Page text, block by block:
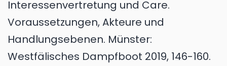
Interessenvertretung und Care.
Voraussetzungen, Akteure und
Handlungsebenen. Münster:
Westfälisches Dampfboot 2019, 146-160.